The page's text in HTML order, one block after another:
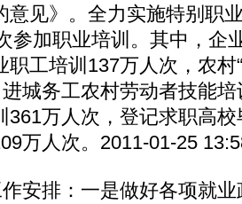
意见》。全力实施特别职
参加职业培训。其中，企
工培训137万人次，农村
城务工农村劳动者技能
361万人次，登记求职高
万人次。2011-01-25
安排：一是做好各项就业